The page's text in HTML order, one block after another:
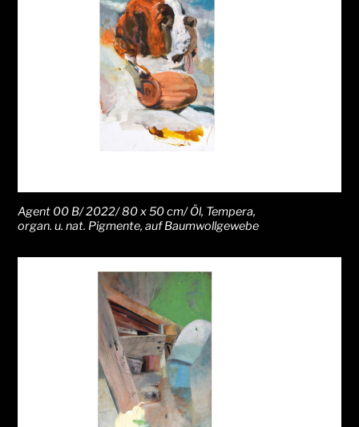
Agent 00 B/ 2022/ 80 x 50 cm/ Öl, Tempera,
organ. u. nat. Pigmente, auf Baumwollgewebe